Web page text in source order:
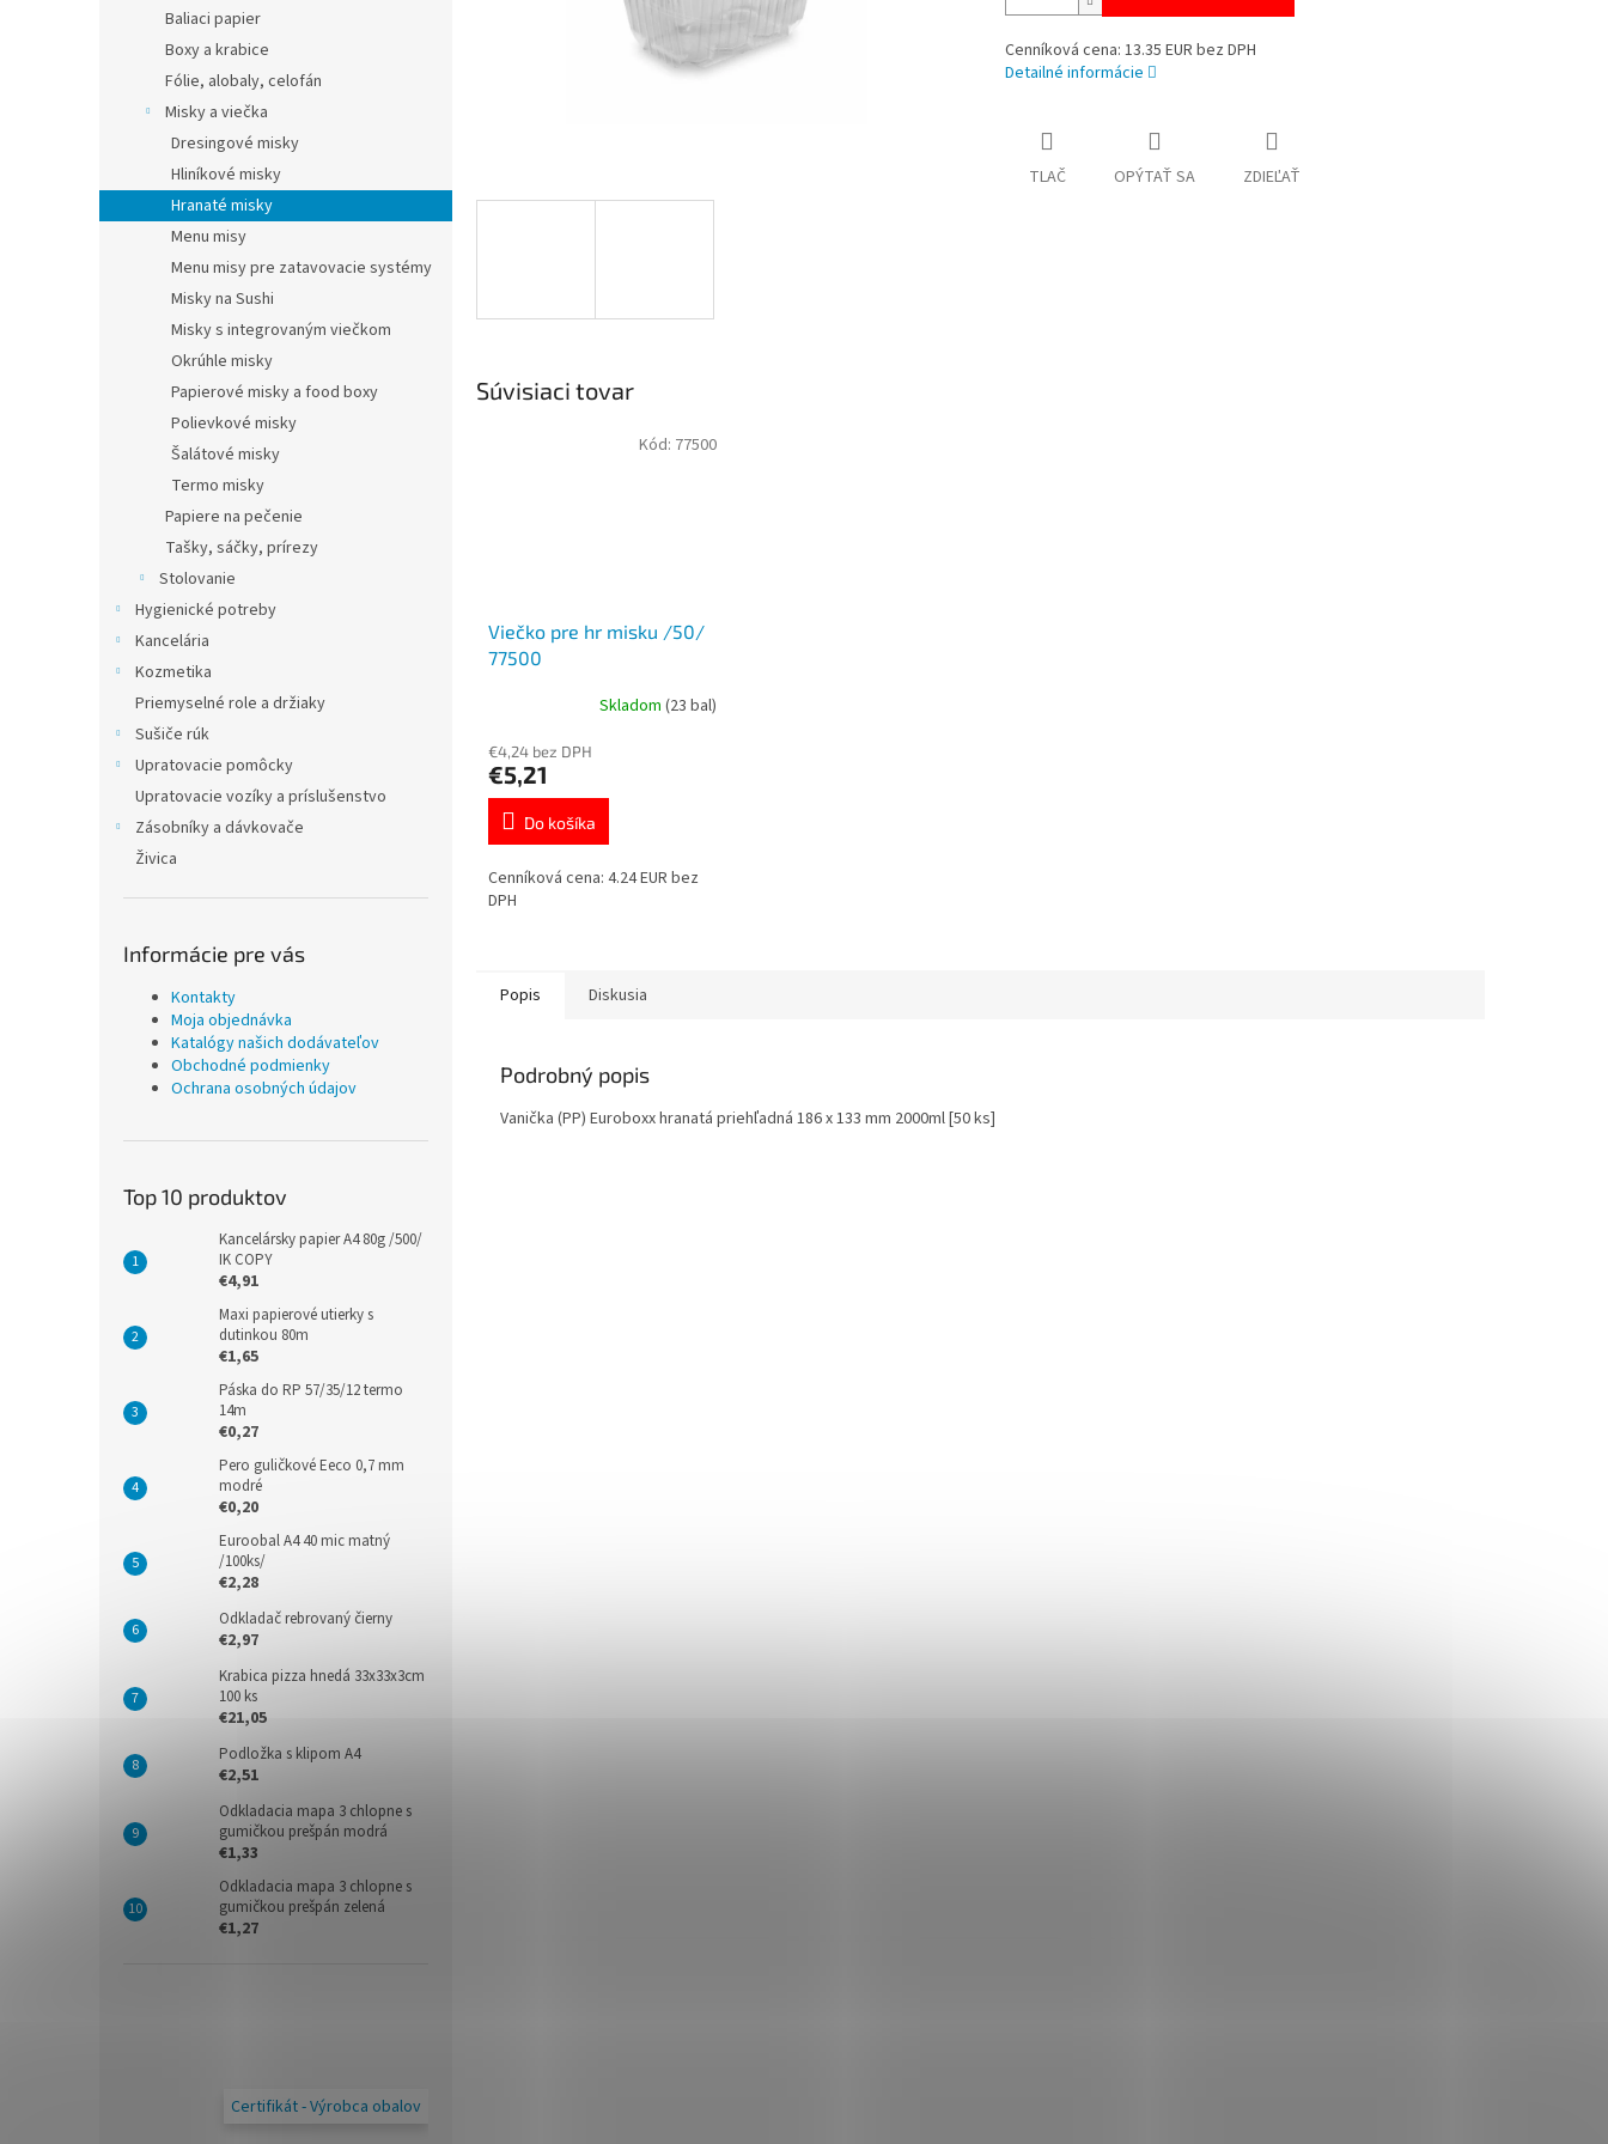
Baliaci papier
Boxy a krabice
Fólie, alobaly, celofán
Misky a viečka
Dresingové misky
Hliníkové misky
Hranaté misky
Menu misy
Menu misy pre zatavovacie systémy
Misky na Sushi
Misky s integrovaným viečkom
Okrúhle misky
Papierové misky a food boxy
Polievkové misky
Šalátové misky
Termo misky
Papiere na pečenie
Tašky, sáčky, prírezy
Stolovanie
Hygienické potreby
Kancelária
Kozmetika
Priemyselné role a držiaky
Sušiče rúk
Upratovacie pomôcky
Upratovacie vozíky a príslušenstvo
Zásobníky a dávkovače
Živica
Informácie pre vás
Kontakty
Moja objednávka
Katalógy našich dodávateľov
Obchodné podmienky
Ochrana osobných údajov
Top 10 produktov
Kancelársky papier A4 80g /500/
IK COPY
€4,91
Maxi papierové utierky s
dutinkou 80m
€1,65
Páska do RP 57/35/12 termo
14m
€0,27
Pero guličkové Eeco 0,7 mm
modré
€0,20
Euroobal A4 40 mic matný
/100ks/
€2,28
Odkladač rebrovaný čierny
€2,97
Krabica pizza hnedá 33x33x3cm
100 ks
€21,05
Podložka s klipom A4
€2,51
Odkladacia mapa 3 chlopne s
gumičkou prešpán modrá
€1,33
Odkladacia mapa 3 chlopne s
gumičkou prešpán zelená
€1,27
Certifikát - Výrobca obalov
Cenníková cena: 13.35 EUR bez DPH
Detailné informácie
TLAČ OPÝTAŤ SA ZDIEĽAŤ
Súvisiaci tovar
Viečko pre hr misku /50/
77500
Skladom (23 bal)
€4,24 bez DPH
€5,21
Do košíka
Cenníková cena: 4.24 EUR bez
DPH
Kód: 77500
Popis Diskusia
Podrobný popis
Vanička (PP) Euroboxx hranatá priehľadná 186 x 133 mm 2000ml [50 ks]